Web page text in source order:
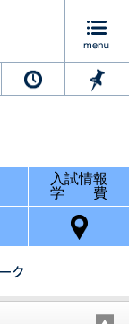
入試情報
学 費